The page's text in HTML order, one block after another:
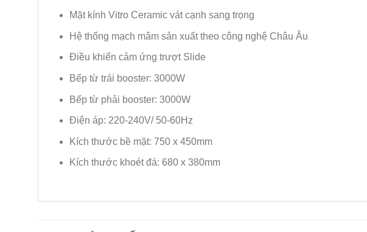
Mặt kính Vitro Ceramic vát cạnh sang trọng
Hệ thống mạch mâm sản xuất theo công nghệ Châu Âu
Điều khiển cảm ứng trượt Slide
Bếp từ trái booster: 3000W
Bếp từ phải booster: 3000W
Điện áp: 220-240V/ 50-60Hz
Kích thước bề mặt: 750 x 450mm
Kích thước khoét đá: 680 x 380mm